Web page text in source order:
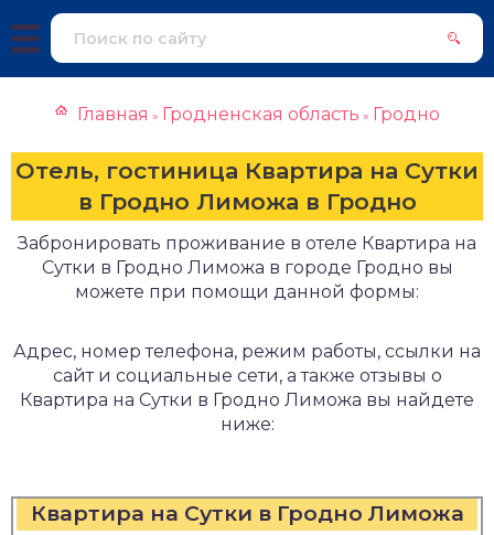
Главная » Гродненская область » Гродно
Отель, гостиница Квартира на Сутки
в Гродно Лиможа в Гродно
Забронировать проживание в отеле Квартира на
Сутки в Гродно Лиможа в городе Гродно вы
можете при помощи данной формы:
Адрес, номер телефона, режим работы, ссылки на
сайт и социальные сети, а также отзывы о
Квартира на Сутки в Гродно Лиможа вы найдете
ниже:
Квартира на Сутки в Гродно Лиможа